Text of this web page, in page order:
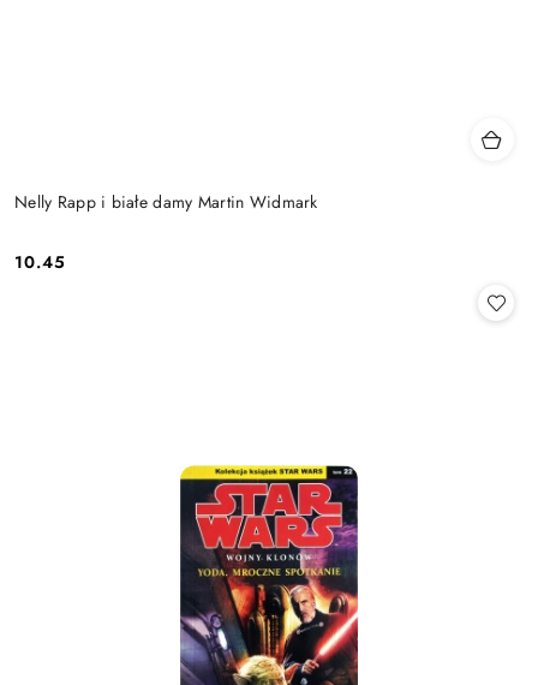
Nelly Rapp i białe damy Martin Widmark
Cena:
10.45